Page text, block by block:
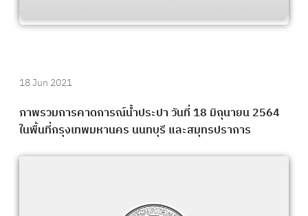
18 Jun 2021
ภาพรวมการคาดการณ์น้ำประปา วันที่ 18 มิถุนายน 2564
ในพื้นที่กรุงเทพมหานคร นนทบุรี และสมุทรปราการ